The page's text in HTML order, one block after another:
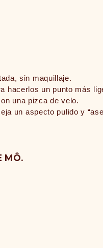
sin maquillaje.
hacerlos un punto más
una pizca de velo.
un aspecto pulido y
MÔ.